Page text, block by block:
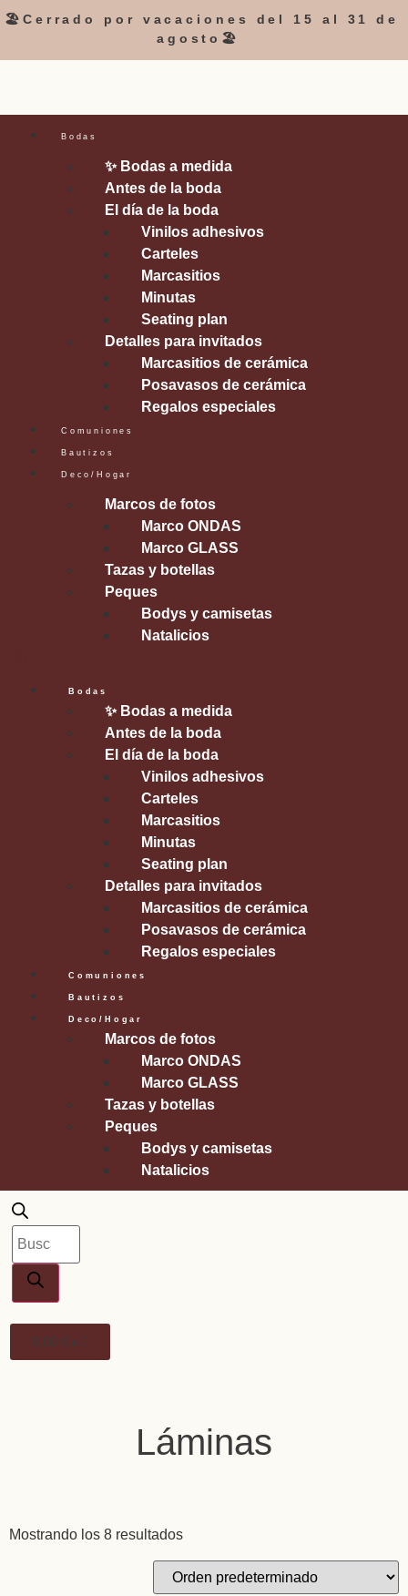
🏖️Cerrado por vacaciones del 15 al 31 de
agosto🏖️
Bodas
✨ Bodas a medida
Antes de la boda
El día de la boda
Vinilos adhesivos
Carteles
Marcasitios
Minutas
Seating plan
Detalles para invitados
Marcasitios de cerámica
Posavasos de cerámica
Regalos especiales
Comuniones
Bautizos
Deco/Hogar
Marcos de fotos
Marco ONDAS
Marco GLASS
Tazas y botellas
Peques
Bodys y camisetas
Natalicios
Bodas
✨ Bodas a medida
Antes de la boda
El día de la boda
Vinilos adhesivos
Carteles
Marcasitios
Minutas
Seating plan
Detalles para invitados
Marcasitios de cerámica
Posavasos de cerámica
Regalos especiales
Comuniones
Bautizos
Deco/Hogar
Marcos de fotos
Marco ONDAS
Marco GLASS
Tazas y botellas
Peques
Bodys y camisetas
Natalicios
0,00 €
Láminas
Mostrando los 8 resultados